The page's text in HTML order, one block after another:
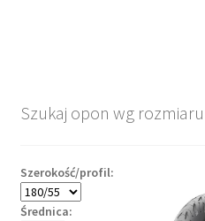
Szukaj opon wg rozmiaru
Szerokość/profil:
Średnica: